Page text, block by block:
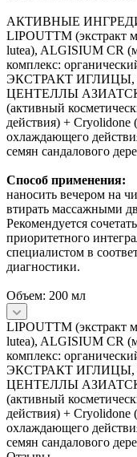
АКТИВНЫЕ
LIPOUTTM (экстракт
lutea), ALGISIUM CR
комплекс:
ЭКСТРАКТ
ЦЕНТЕЛЛЫ
(активный
действия) + Cryolidone
охлаждающего
семян сандалового
Способ применения:
наносить вечером на
втирать массажными
Рекомендуется
приоритетного
специалистом в
диагностики.
Объем: 200 мл
LIPOUTTM (экстракт
lutea), ALGISIUM CR
комплекс:
ЭКСТРАКТ
ЦЕНТЕЛЛЫ
(активный
действия) + Cryolidone
охлаждающего
семян сандалового